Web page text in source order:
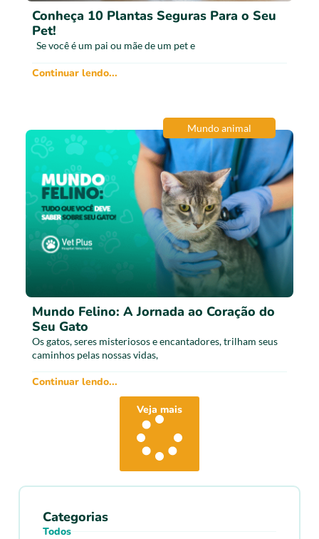
Conheça 10 Plantas Seguras Para o Seu
Pet!
Se você é um pai ou mãe de um pet e
Continuar lendo...
Mundo animal
Mundo Felino: A Jornada ao Coração do
Seu Gato
Os gatos, seres misteriosos e encantadores, trilham seus
caminhos pelas nossas vidas,
Continuar lendo...
Veja mais
Categorias
Todos